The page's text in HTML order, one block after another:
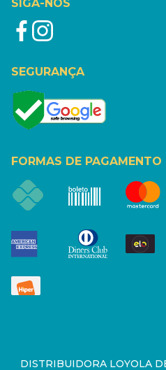
SIGA-NOS
SEGURANÇA
FORMAS DE PAGAMENTO
DISTRIBUIDORA LOYOLA